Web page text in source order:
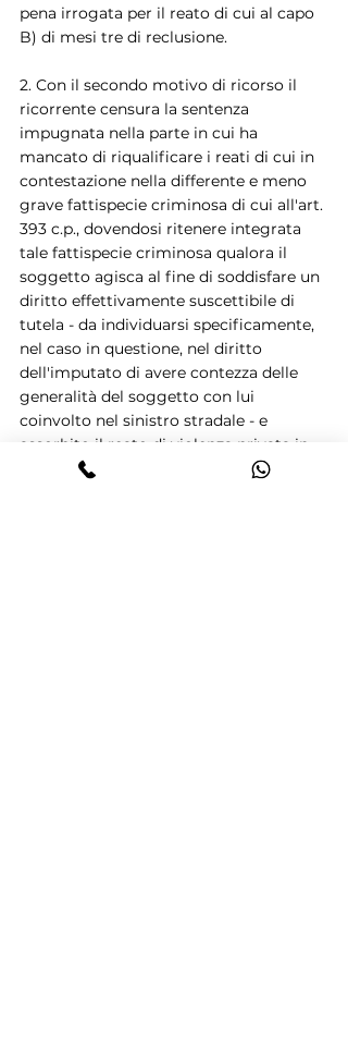
pena irrogata per il reato di cui al capo
B) di mesi tre di reclusione.
2. Con il secondo motivo di ricorso il
ricorrente censura la sentenza
impugnata nella parte in cui ha
mancato di riqualificare i reati di cui in
contestazione nella differente e meno
grave fattispecie criminosa di cui all'art.
393 c.p., dovendosi ritenere integrata
tale fattispecie criminosa qualora il
soggetto agisca al fine di soddisfare un
diritto effettivamente suscettibile di
tutela - da individuarsi specificamente,
nel caso in questione, nel diritto
dell'imputato di avere contezza delle
generalità del soggetto con lui
coinvolto nel sinistro stradale - e
assorbito il reato di violenza privata in
quello di ragion fattasi, laddove vi sia